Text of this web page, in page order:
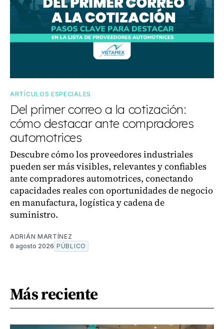
ARTÍCULOS ESPECIALES
Del primer correo a la cotización:
cómo destacar ante compradores
automotrices
Descubre cómo los proveedores industriales
pueden ser más visibles, relevantes y confiables
ante compradores automotrices, conectando
capacidades reales con oportunidades de negocio
en manufactura, logística y cadena de
suministro.
ADRIÁN MARTÍNEZ
6 agosto 2026 PÚBLICO
Más reciente